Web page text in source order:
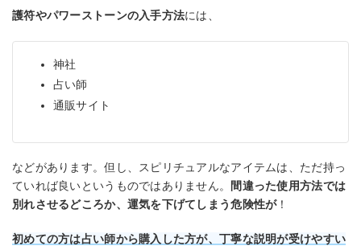
護符やパワーストーンの入手方法には、
神社
占い師
通販サイト
などがあります。但し、スピリチュアルなアイテムは、ただ持っ
ていれば良いというものではありません。
間違った使用方法では
別れさせるどころか、運気を下げてしまう危険性が！
初めての方は占い師から購入した方が、丁寧な説明が受けやすい